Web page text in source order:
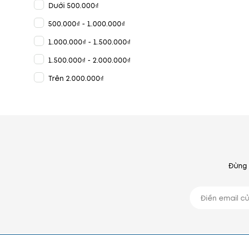
Dưới 500.000₫
500.000₫ - 1.000.000₫
1.000.000₫ - 1.500.000₫
1.500.000₫ - 2.000.000₫
Trên 2.000.000₫
Đừng